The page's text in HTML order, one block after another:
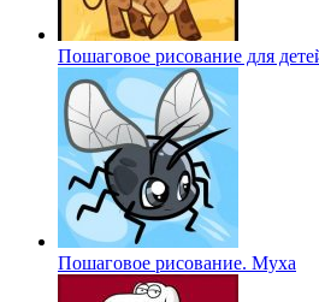
Пошаговое рисование для
Пошаговое рисование. Муха